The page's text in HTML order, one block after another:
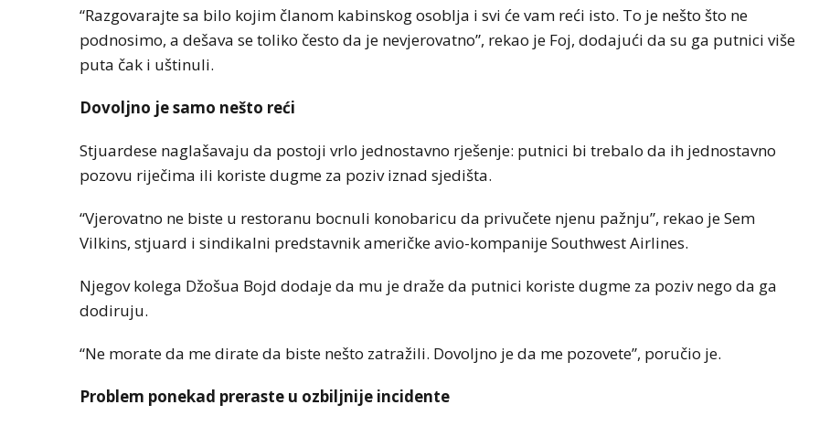
“Razgovarajte sa bilo kojim članom kabinskog osoblja i svi će vam reći isto. To je nešto što ne
podnosimo, a dešava se toliko često da je nevjerovatno”, rekao je Foj, dodajući da su ga putnici više
puta čak i uštinuli.
Dovoljno je samo nešto reći
Stjuardese naglašavaju da postoji vrlo jednostavno rješenje: putnici bi trebalo da ih jednostavno
pozovu riječima ili koriste dugme za poziv iznad sjedišta.
“Vjerovatno ne biste u restoranu bocnuli konobaricu da privučete njenu pažnju”, rekao je Sem
Vilkins, stjuard i sindikalni predstavnik američke avio-kompanije Southwest Airlines.
Njegov kolega Džošua Bojd dodaje da mu je draže da putnici koriste dugme za poziv nego da ga
dodiruju.
“Ne morate da me dirate da biste nešto zatražili. Dovoljno je da me pozovete”, poručio je.
Problem ponekad preraste u ozbiljnije incidente